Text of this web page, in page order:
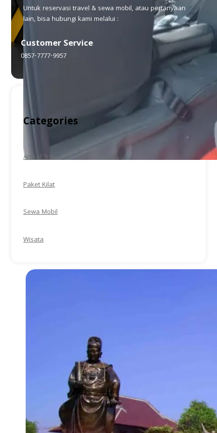
Untuk reservasi travel & sewa mobil, atau pertanyaan
lain, bisa hubungi kami melalui :
Customer Service
0857-7777-9957
Categories
Artikel Travel
Paket Kilat
Sewa Mobil
Wisata